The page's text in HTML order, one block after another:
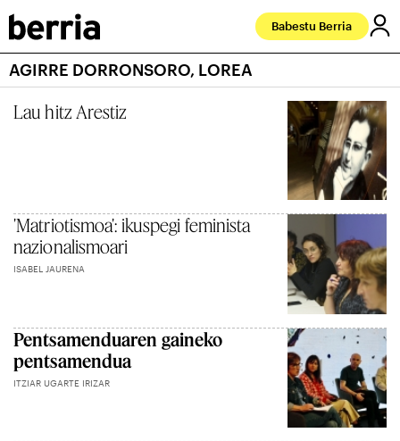
Babestu Berria
AGIRRE DORRONSORO, LOREA
Lau hitz Arestiz
'Matriotismoa': ikuspegi feminista
nazionalismoari
ISABEL JAURENA
Pentsamenduaren gaineko
pentsamendua
ITZIAR UGARTE IRIZAR